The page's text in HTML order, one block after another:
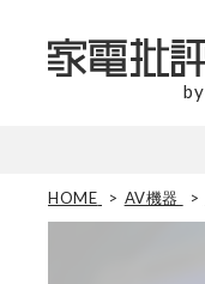
by
HOME AV機器